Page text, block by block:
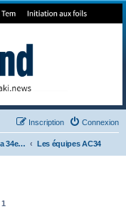
Connexion
Inscription
Les archives de la 34e America's Cup Les équipes AC34
1